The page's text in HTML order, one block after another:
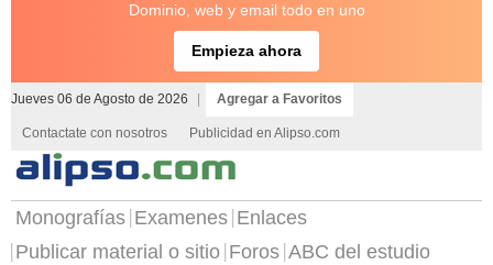
Dominio, web y email todo en uno
Empieza ahora
Jueves 06 de Agosto de 2026 Agregar a Favoritos
Contactate con nosotros Publicidad en Alipso.com
Monografías Examenes Enlaces
Publicar material o sitio Foros ABC del estudio